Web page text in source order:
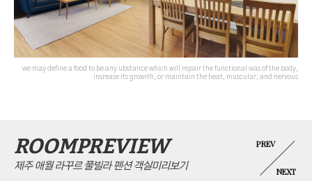
we may define a food to be any ubstance which will repair the functional was of the body,
insrease its growith, or maintain the heat, muscular, and nervous
ROOMPREVIEW
제주 애월 라꾸르 풀빌라 펜션 객실미리보기
PREV
NEXT